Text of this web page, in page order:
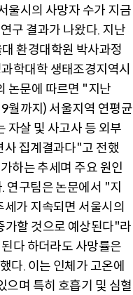
울시의 사망자 수가 지금
구 결과가 나왔다. 지난
환경대학원 박사과정
학대학 생태조경지역시
논문에 따르면 "지난
까지) 서울지역 연평균
살 및 사고사 등 외부
사 집계결과다"고 전했
하는 추세며 주요 원인
연구팀은 논문에서 "지
가 지속되면 서울시의
할 것으로 예상된다"라
다 하더라도 사망률은
다. 이는 인체가 고온에
으며 특히 호흡기 및 심혈